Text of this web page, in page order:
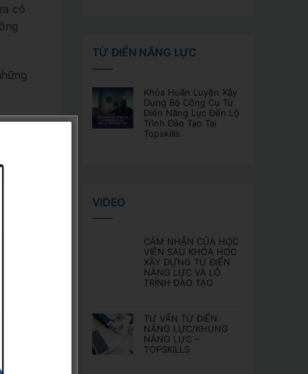
có
tác
và
sai
TỪ ĐIỂN NĂNG LỰC
Khóa Huấn Luyện Xây
Dựng Bộ Công Cụ Từ
Điển Năng Lực Đến Lộ
Trình Đào Tạo Tại
Topskills
VIDEO
CẢM NHẬN CỦA HỌC
VIÊN SAU KHÓA HỌC
XÂY DỰNG TỪ ĐIỂN
NĂNG LỰC VÀ LỘ
TRÌNH ĐÀO TẠO
TƯ VẤN TỪ ĐIỂN
NĂNG LỰC/KHUNG
NĂNG LỰC –
TOPSKILLS